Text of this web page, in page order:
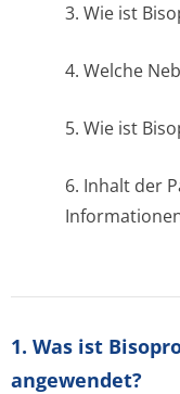
3. Wie ist
4. Welche
5. Wie ist
6. Inhalt der
1. Was ist
angewendet?